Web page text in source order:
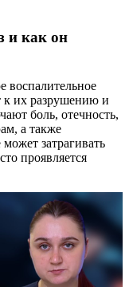
и как он
воспалительное
к их разрушению и
боль, отечность,
а также
затрагивать
проявляется